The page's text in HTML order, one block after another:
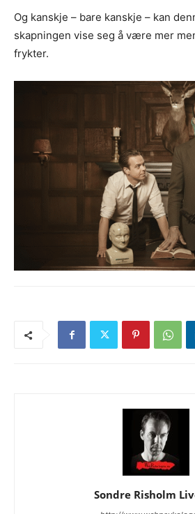
Og kanskje – bare kanskje – kan
skapningen vise seg å være mer
frykter.
Sondre Risholm